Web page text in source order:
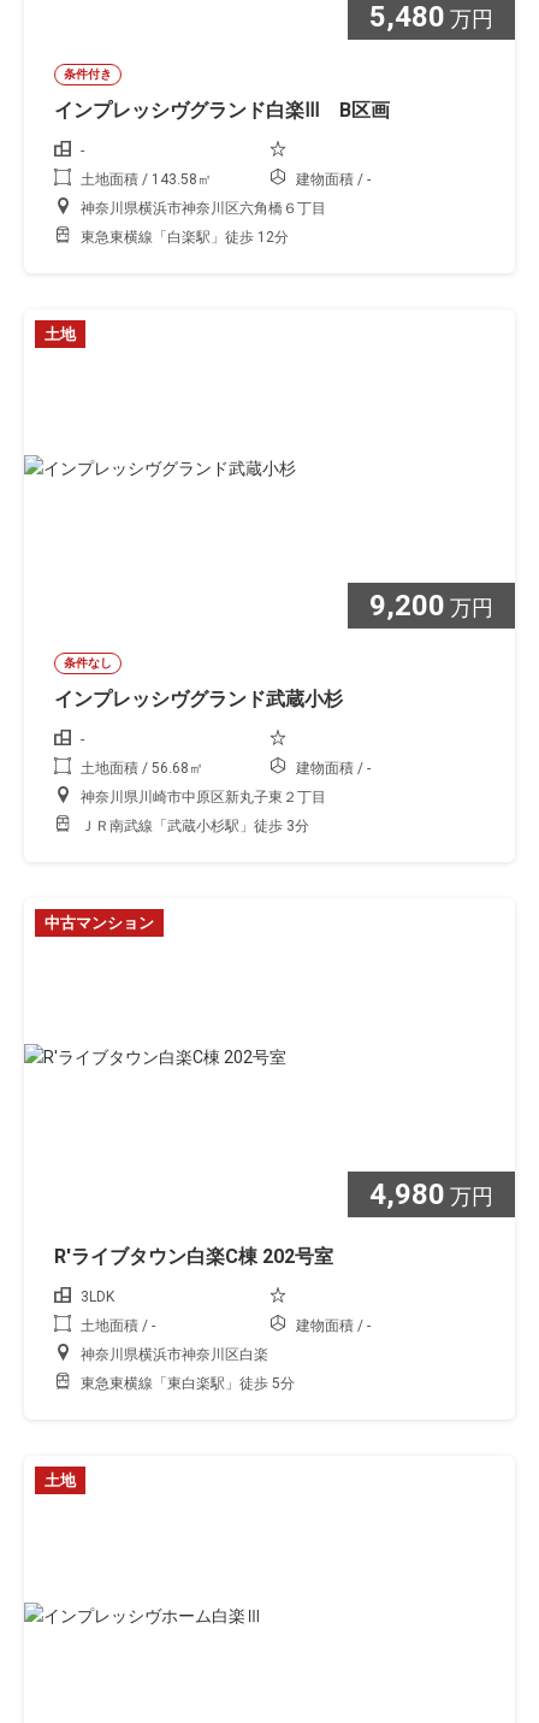
5,480 万円
条件付き
インプレッシヴグランド白楽Ⅲ B区画
-
土地面積 / 143.58㎡
建物面積 / -
神奈川県横浜市神奈川区六角橋６丁目
東急東横線「白楽駅」徒歩 12分
土地
9,200 万円
条件なし
インプレッシヴグランド武蔵小杉
-
土地面積 / 56.68㎡
建物面積 / -
神奈川県川崎市中原区新丸子東２丁目
ＪＲ南武線「武蔵小杉駅」徒歩 3分
中古マンション
4,980 万円
R'ライブタウン白楽C棟 202号室
3LDK
土地面積 / -
建物面積 / -
神奈川県横浜市神奈川区白楽
東急東横線「東白楽駅」徒歩 5分
土地